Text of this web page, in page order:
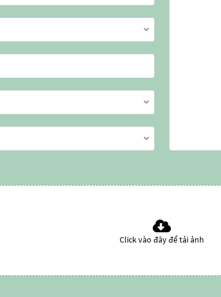
Click vào đây để tải ảnh